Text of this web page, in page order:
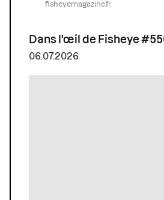
fisheyemagazine.fr
Dans l'œil de Fisheye
06.07.2026